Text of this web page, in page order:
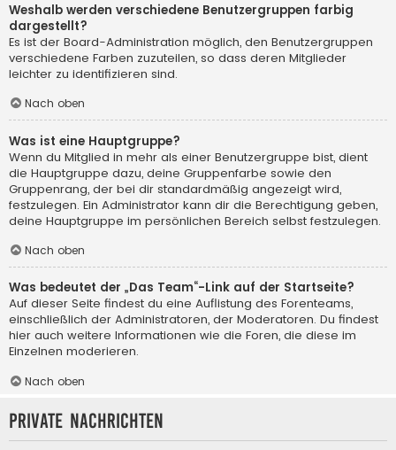
Weshalb werden verschiedene Benutzergruppen farbig
dargestellt?
Es ist der Board-Administration möglich, den Benutzergruppen
verschiedene Farben zuzuteilen, so dass deren Mitglieder
leichter zu identifizieren sind.
Nach oben
Was ist eine Hauptgruppe?
Wenn du Mitglied in mehr als einer Benutzergruppe bist, dient
die Hauptgruppe dazu, deine Gruppenfarbe sowie den
Gruppenrang, der bei dir standardmäßig angezeigt wird,
festzulegen. Ein Administrator kann dir die Berechtigung geben,
deine Hauptgruppe im persönlichen Bereich selbst festzulegen.
Nach oben
Was bedeutet der „Das Team“-Link auf der Startseite?
Auf dieser Seite findest du eine Auflistung des Forenteams,
einschließlich der Administratoren, der Moderatoren. Du findest
hier auch weitere Informationen wie die Foren, die diese im
Einzelnen moderieren.
Nach oben
Private Nachrichten